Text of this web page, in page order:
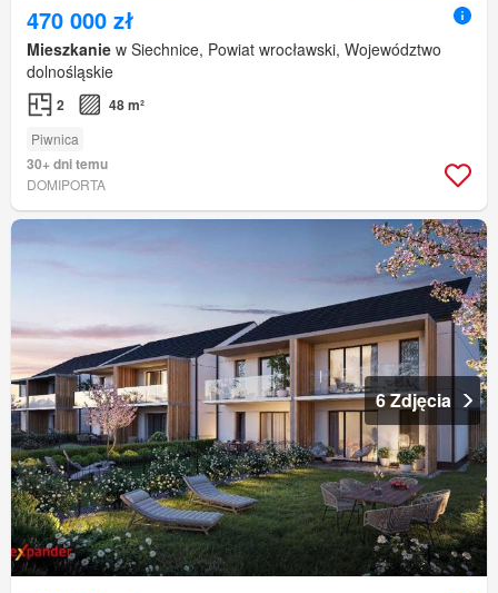
470 000 zł
Mieszkanie w Siechnice, Powiat wrocławski, Województwo
dolnośląskie
2 48 m²
Piwnica
30+ dni temu
DOMIPORTA
6 Zdjęcia